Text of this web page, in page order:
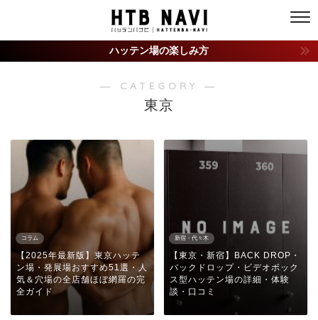
ハッテン場の楽しみ方
― CATEGORY ―
東京
コラム
【2025年最新版】東京ハッテ
ン場・発展場おすすめ51選・人
気＆穴場の全店舗ほぼ網羅の完
全ガイド
新宿・代々木
【東京・新宿】BACK DROP・
バックドロップ・ビデオボック
ス型ハッテン場の詳細・体験
談・口コミ